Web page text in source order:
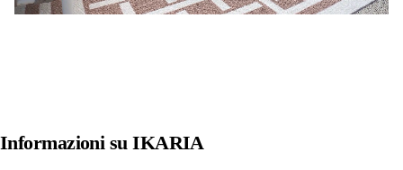
Informazioni suIKARIA